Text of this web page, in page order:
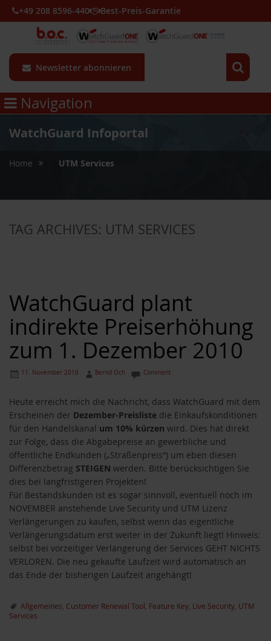
Newsletter abonnieren
+49 208 8596-440 Best-Preis-Garantie
Navigation
WatchGuard Infoportal
Home UTM Services
TAG ARCHIVES: UTM SERVICES
WatchGuard plant
indirekte Preiserhöhung
zum 1. Dezember 2010
11. November 2010 Bernd Och Comment
Heute erreicht mich die Nachricht, dass WatchGuard mit dem
Erscheinen der Dezember-Preisliste die Einkaufskonditionen
für den Handelskanal um 10% kürzen wird. Dies hat direkt
zur Folge, dass die Abgabepreise an gewerbliche und
öffentliche Endkunden („Straßenpreis“) um eben diesen
Differenzbetrag STEIGEN werden. Bitte berücksichtigen Sie
dies bei langfristigeren Projekten!
Für Bestandskunden ist es sogar sinnvoll, eventuell noch im
NOVEMBER anstehende Live Security und UTM Lizenz
Verlängerungen zu kaufen, selbst wenn das eigentliche
Verlängerungsdatum erst weiter in der Zukunft liegt! Hinweis:
selbst bei vorzeitiger Verlängerung der Services GEHT NICHTS
VERLOREN. Die neu gekaufte Laufzeit wird automatisch an
das Ende der bisherigen Laufzeit angehängt!
Allgemeines Customer Renewal Tool Feature Key Live Security UTM
Services